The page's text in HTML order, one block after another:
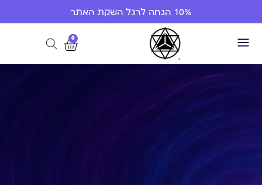
10% הנחה לרגל השקת האתר
0